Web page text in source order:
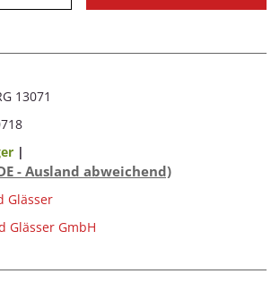
13071
|
- Ausland abweichend)
Glässer
Glässer GmbH